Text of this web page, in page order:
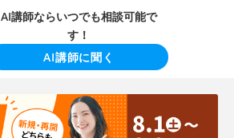
AI講師ならいつでも相談可能で
す！
AI講師に聞く